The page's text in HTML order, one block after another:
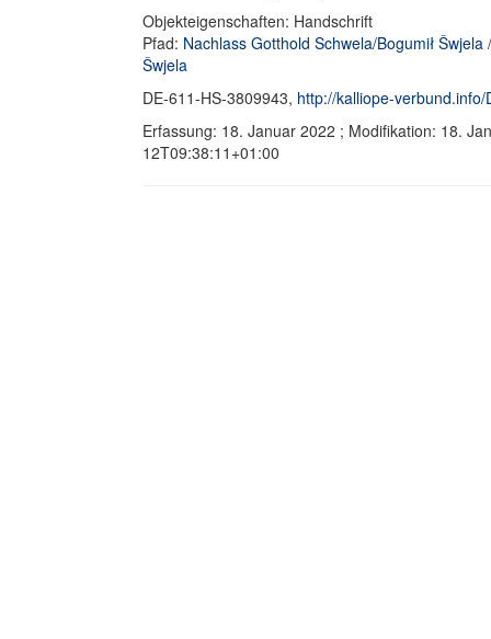
Objekteigenschaften: Handschrift
Pfad: Nachlass Gotthold Schwela/Bogumił Šwjela
Šwjela
DE-611-HS-3809943, http://kalliope-
Erfassung: 18. Januar 2022 ; Modifikation: 18.
12T09:38:11+01:00